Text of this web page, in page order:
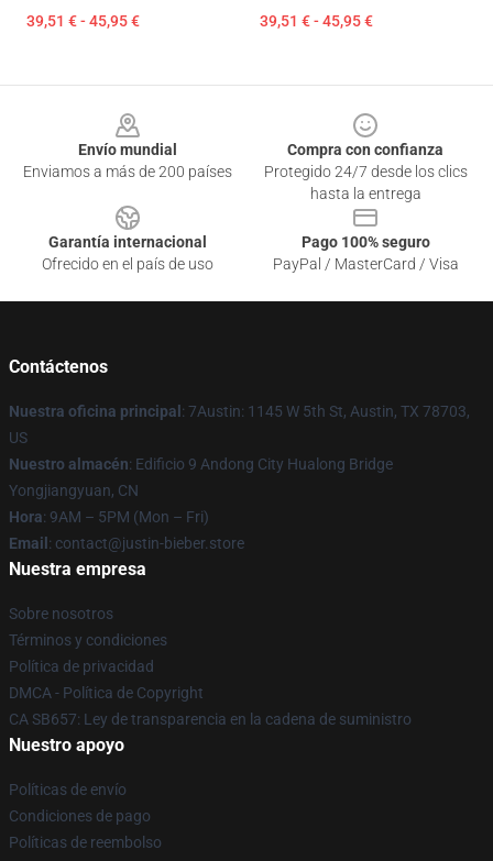
39,51 € - 45,95 € 39,51 € - 45,95 €
Envío mundial
Enviamos a más de 200 países
Compra con confianza
Protegido 24/7 desde los clics
hasta la entrega
Garantía internacional
Ofrecido en el país de uso
Pago 100% seguro
PayPal / MasterCard / Visa
Contáctenos
Nuestra oficina principal : 7Austin: 1145 W 5th St, Austin, TX 78703,
US
Nuestro almacén: Edificio 9 Andong City Hualong Bridge
Yongjiangyuan, CN
Hora: 9AM – 5PM (Mon – Fri)
Email : contact@justin-bieber.store
Nuestra empresa
Sobre nosotros
Términos y condiciones
Política de privacidad
DMCA - Política de Copyright
CA SB657: Ley de transparencia en la cadena de suministro
Nuestro apoyo
Políticas de envío
Condiciones de pago
Políticas de reembolso